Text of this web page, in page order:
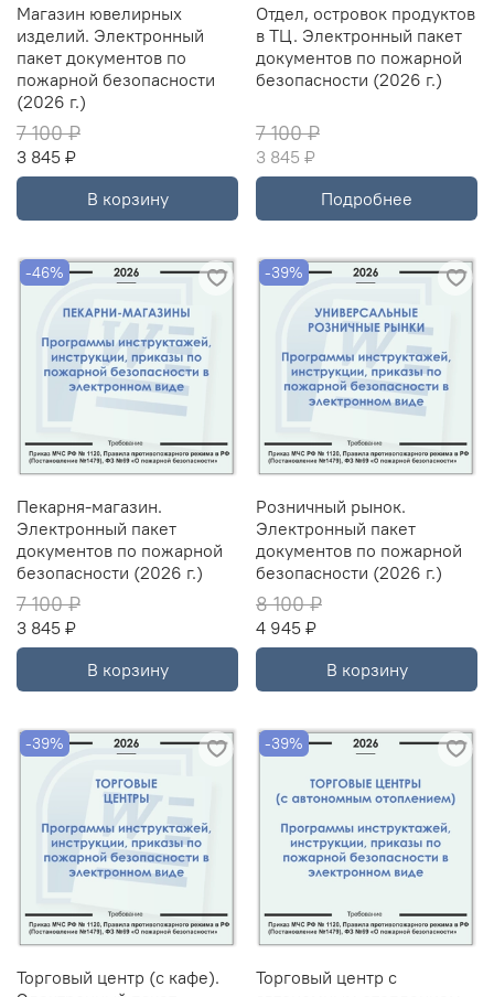
Магазин ювелирных
изделий. Электронный
пакет документов по
пожарной безопасности
(2026 г.)
7 100 ₽
3 845 ₽
В корзину
Отдел, островок продуктов
в ТЦ. Электронный пакет
документов по пожарной
безопасности (2026 г.)
7 100 ₽
3 845 ₽
Подробнее
-46%
Пекарня-магазин.
Электронный пакет
документов по пожарной
безопасности (2026 г.)
7 100 ₽
3 845 ₽
В корзину
-39%
Розничный рынок.
Электронный пакет
документов по пожарной
безопасности (2026 г.)
8 100 ₽
4 945 ₽
В корзину
-39%
Торговый центр (с кафе).
-39%
Торговый центр с